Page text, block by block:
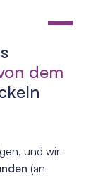
dem
und wir
(an